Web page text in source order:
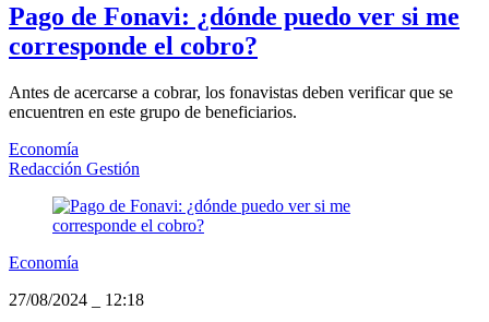
Pago de Fonavi: ¿dónde puedo ver si me
corresponde el cobro?
Antes de acercarse a cobrar, los fonavistas deben verificar que se
encuentren en este grupo de beneficiarios.
Economía
Redacción Gestión
Economía
27/08/2024
12:18